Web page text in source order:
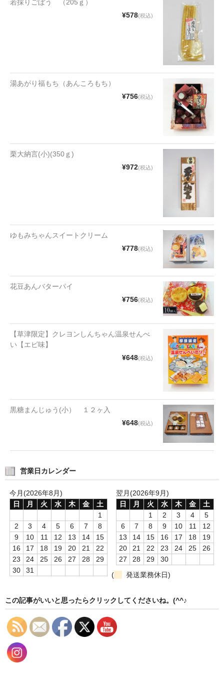
その他
文具・雑貨
衣類
会社情報
お問合せ
送料のご案内
スタッフブログ
草津Tip店
若採りごぼう （205ｇ）
¥578(税込)
湯あがり福もち（あんころもち）
¥756(税込)
栗大納言(小)(350ｇ)
¥972(税込)
ゆもみちゃんスイートクリーム
¥778(税込)
花豆あんバターパイ
¥756(税込)
【草津限定】クレヨンしんちゃん温泉せんべ
い【エビ味】
¥648(税込)
黒糖まんじゅう(小） １２ヶ入
¥648(税込)
営業日カレンダー
今月(2026年8月)
日
月 火 水 木 金
土
1
2
3 4 5 6 7
8
9
10 11 12 13 14
15
16
17 18 19 20 21
22
23
24 25 26 27 28
29
30
31
翌月(2026年9月)
日
月 火 水 木 金
土
1
2 3 4
5
6
7 8 9 10 11
12
13
14 15 16 17 18
19
20
21 22 23 24 25
26
27
28 29
30
(
発送業務休日)
この記事がいいと思ったらクリックしてくださいね。(^^♪